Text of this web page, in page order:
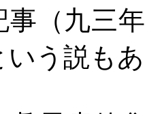
事（九三
う説も